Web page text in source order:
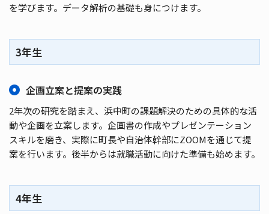
を学びます。データ解析の基礎も身につけます。
3年生
企画立案と提案の実践
2年次の研究を踏まえ、浜中町の課題解決のための具体的な活
動や企画を立案します。企画書の作成やプレゼンテーション
スキルを磨き、実際に町長や自治体幹部にZOOMを通じて提
案を行います。後半からは就職活動に向けた準備も始めます。
4年生